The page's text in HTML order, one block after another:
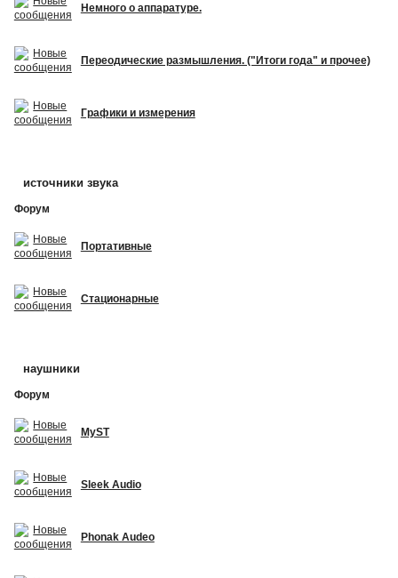
Немного о аппаратуре.
Переодические размышления. ("Итоги года" и прочее)
Графики и измерения
источники звука
Форум
Портативные
Стационарные
наушники
Форум
MyST
Sleek Audio
Phonak Audeo